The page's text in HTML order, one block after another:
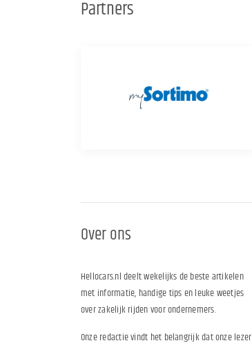
Partners
Over ons
Hellocars.nl deelt wekelijks de beste artikelen
met informatie, handige tips en leuke weetjes
over zakelijk rijden voor ondernemers.
Onze redactie vindt het belangrijk dat onze lezer